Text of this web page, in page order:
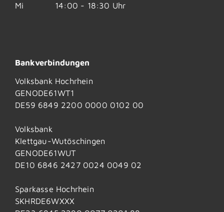
Mi
14:00 - 18:30 Uhr
Bankverbindungen
Volksbank Hochrhein
GENODE61WT1
DE59 6849 2200 0000 0102 00
Volksbank
Klettgau-Wutöschingen
GENODE61WUT
DE10 6846 2427 0024 0049 02
Sparkasse Hochrhein
SKHRDE6WXXX